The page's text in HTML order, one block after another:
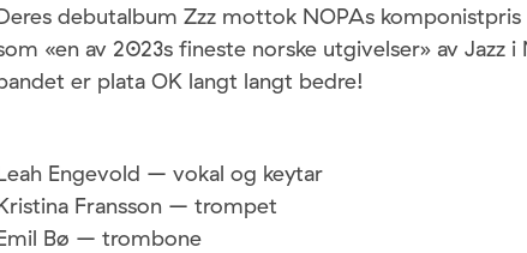
debutalbum Zzz mottok NOPAs
«en av 2023s fineste norske utgivelser» av Jazz
er plata OK langt langt bedre!
Engevold – vokal og keytar
Fransson – trompet
Bø – trombone